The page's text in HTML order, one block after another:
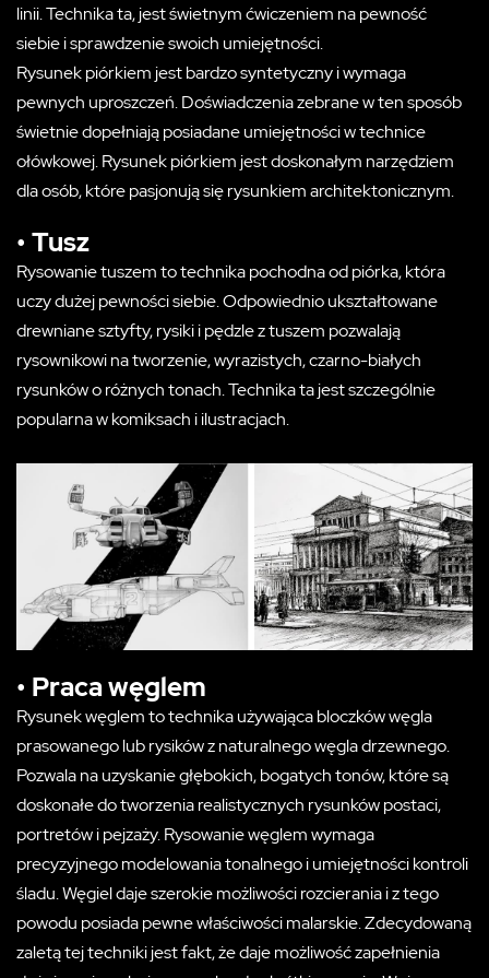
linii. Technika ta, jest świetnym ćwiczeniem na pewność
siebie i sprawdzenie swoich umiejętności.
Rysunek piórkiem jest bardzo syntetyczny i wymaga
pewnych uproszczeń. Doświadczenia zebrane w ten sposób
świetnie dopełniają posiadane umiejętności w technice
ołówkowej. Rysunek piórkiem jest doskonałym narzędziem
dla osób, które pasjonują się rysunkiem architektonicznym.
• Tusz
Rysowanie tuszem to technika pochodna od piórka, która
uczy dużej pewności siebie. Odpowiednio ukształtowane
drewniane sztyfty, rysiki i pędzle z tuszem pozwalają
rysownikowi na tworzenie, wyrazistych, czarno-białych
rysunków o różnych tonach. Technika ta jest szczególnie
popularna w komiksach i ilustracjach.
• Praca węglem
Rysunek węglem to technika używająca bloczków węgla
prasowanego lub rysików z naturalnego węgla drzewnego.
Pozwala na uzyskanie głębokich, bogatych tonów, które są
doskonałe do tworzenia realistycznych rysunków postaci,
portretów i pejzaży. Rysowanie węglem wymaga
precyzyjnego modelowania tonalnego i umiejętności kontroli
śladu. Węgiel daje szerokie możliwości rozcierania i z tego
powodu posiada pewne właściwości malarskie. Zdecydowaną
zaletą tej techniki jest fakt, że daje możliwość zapełnienia